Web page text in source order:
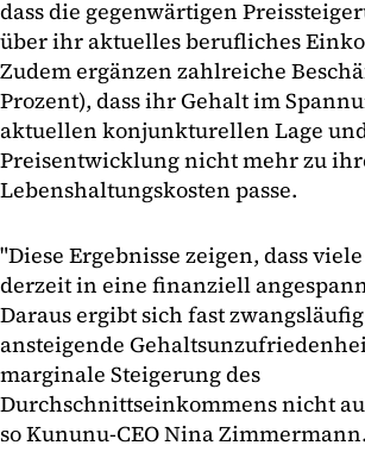
dass die gegenwärtigen
über ihr aktuelles berufliches
Zudem ergänzen zahlreiche
Prozent), dass ihr Gehalt im
aktuellen konjunkturellen Lage
Preisentwicklung nicht mehr zu
Lebenshaltungskosten passe.
"Diese Ergebnisse zeigen, dass
derzeit in eine finanziell
Daraus ergibt sich fast
ansteigende
marginale Steigerung des
Durchschnittseinkommens nicht
so Kununu-CEO Nina